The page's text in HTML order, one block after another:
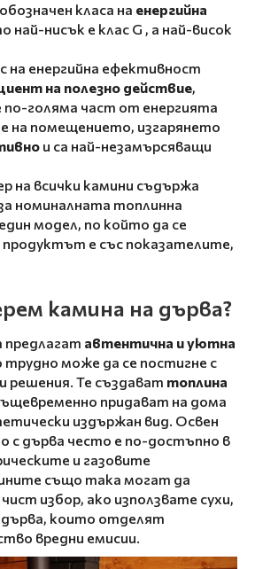
класа на енергийна
най-нисък е клас G , а най-висок
на енергийна ефективност
на полезно действие,
по-голяма част от енергията
на помещението, изгарянето
и са най-незамърсяващи
на всички камини съдържа
номиналната топлинна
модел, по който да се
е със показателите,
камина на дърва?
предлагат автентична и уютна
трудно може да се постигне с
решения. Те създават топлина
придават на дома
издържан вид. Освен
с дърва често е по-достъпно в
и газовите
също така могат да
избор, ако използвате сухи,
които отделят
вредни емисии.